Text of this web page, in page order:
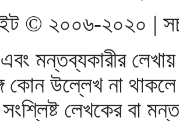
© ২০০৬-২০২০ |
মন্তব্যকারীর
কোন উল্লেখ না
সংশ্লিষ্ট লেখকের বা